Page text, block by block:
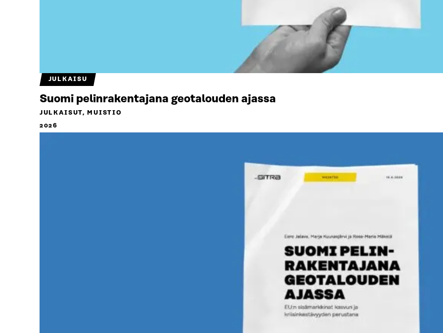
JULKAISU
Suomi pelinrakentajana geotalouden ajassa
JULKAISUT, MUISTIO
2026